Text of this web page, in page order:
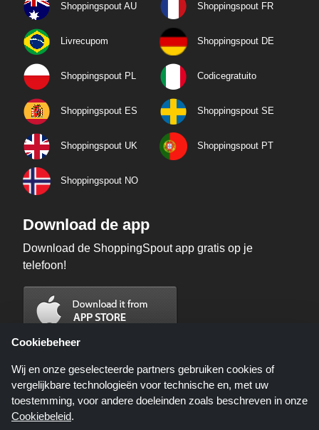
Shoppingspout AU Shoppingspout FR
Livrecupom Shoppingspout DE
Shoppingspout PL Codicegratuito
Shoppingspout ES Shoppingspout SE
Shoppingspout UK Shoppingspout PT
Shoppingspout NO
Download de app
Download de ShoppingSpout app gratis op je
telefoon!
Cookiebeheer
Wij en onze geselecteerde partners gebruiken cookies of
vergelijkbare technologieën voor technische en, met uw
toestemming, voor andere doeleinden zoals beschreven in onze
Cookiebeleid.